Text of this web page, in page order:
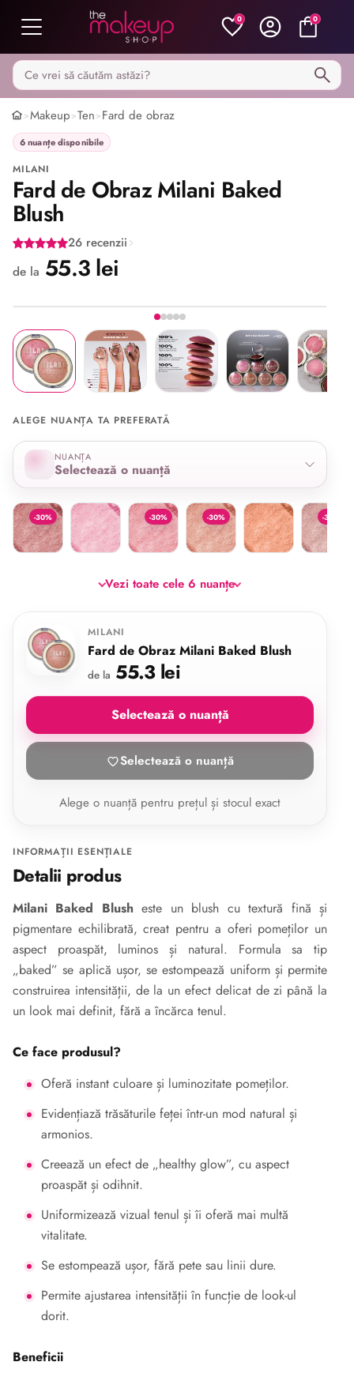
0 0
Caută pe MakeupShop
>Makeup>Ten>Fard de obraz
6 nuanțe disponibile
MILANI
Fard de Obraz Milani Baked
Blush
26 recenzii
de la 55.3 lei
Share
Imaginea 1 din 5
Selectează nuanța
ALEGE NUANȚA TA PREFERATĂ
NUANȚA
Selectează o nuanță
-30%
Fard de Obraz Milani Baked Blush Sparkling Rose
Fard de Obraz Milani Baked Blush Pink Panna Cotta
-30%
Dolce Pink -30%
Luminoso Bellisimo Bronze-30%
Berry
Vezi toate cele 6 nuanțe
MILANI
Fard de Obraz Milani Baked Blush
de la 55.3 lei
Selectează o nuanță
Selectează o nuanță
Alege o nuanță pentru prețul și stocul exact
INFORMAȚII ESENȚIALE
Detalii produs
Milani Baked Blusheste un blush cu textură fină și
pigmentare echilibrată, creat pentru a oferi pomeților un
aspect proaspăt, luminos și natural. Formula sa tip
„baked” se aplică ușor, se estompează uniform și permite
construirea intensității, de la un efect delicat de zi până la
un look mai definit, fără a încărca tenul.
Ce face produsul?
Oferă instant culoare și luminozitate pomeților.
Evidențiază trăsăturile feței într-un mod natural și
armonios.
Creează un efect de „healthy glow”, cu aspect
proaspăt și odihnit.
Uniformizează vizual tenul și îi oferă mai multă
vitalitate.
Se estompează ușor, fără pete sau linii dure.
Permite ajustarea intensității în funcție de look-ul
dorit.
Beneficii